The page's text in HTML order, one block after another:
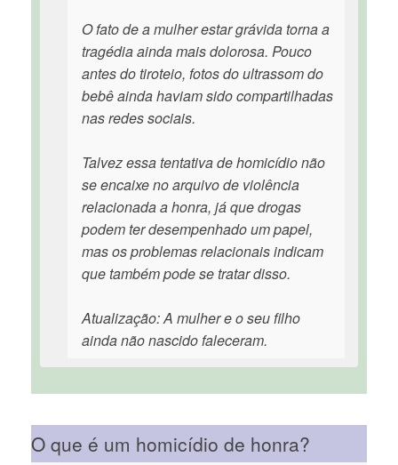
O fato de a mulher estar grávida torna a
tragédia ainda mais dolorosa. Pouco
antes do tiroteio, fotos do ultrassom do
bebê ainda haviam sido compartilhadas
nas redes sociais.
Talvez essa tentativa de homicídio não
se encaixe no arquivo de violência
relacionada a honra, já que drogas
podem ter desempenhado um papel,
mas os problemas relacionais indicam
que também pode se tratar disso.
Atualização: A mulher e o seu filho
ainda não nascido faleceram.
O que é um homicídio de honra?